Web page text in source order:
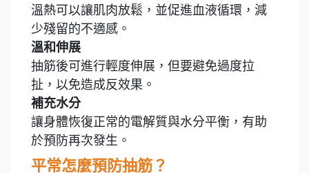
溫熱可以讓肌肉放鬆，並促進血液循環，減
少殘留的不適感。
溫和伸展
抽筋後可進行輕度伸展，但要避免過度拉
扯，以免造成反效果。
補充水分
讓身體恢復正常的電解質與水分平衡，有助
於預防再次發生。
平常怎麼預防抽筋？